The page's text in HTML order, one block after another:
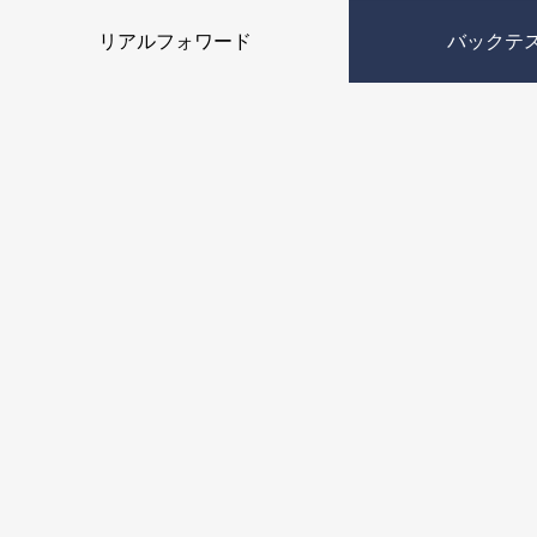
リアルフォワード バックテ